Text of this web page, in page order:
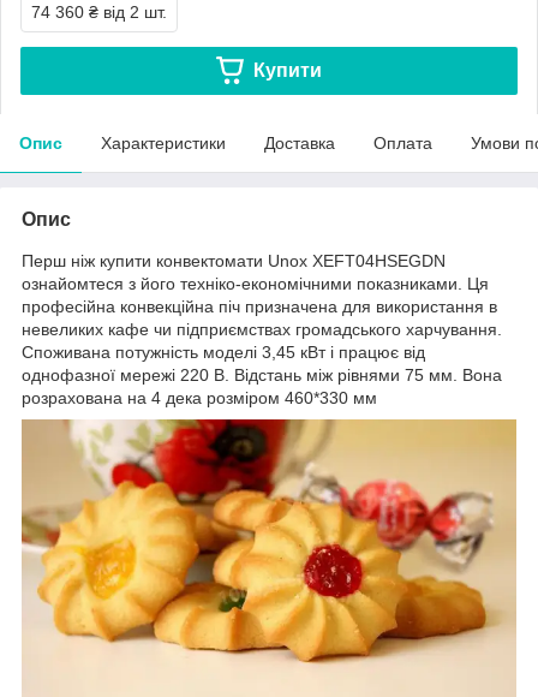
74 360 ₴ від 2 шт.
Купити
Опис Характеристики Доставка Оплата Умови
Опис
Перш ніж купити конвектомати Unox XEFT04HSEGDN
ознайомтеся з його техніко-економічними показниками. Ця
професійна конвекційна піч призначена для використання в
невеликих кафе чи підприємствах громадського харчування.
Споживана потужність моделі 3,45 кВт і працює від
однофазної мережі 220 В. Відстань між рівнями 75 мм. Вона
розрахована на 4 дека розміром 460*330 мм